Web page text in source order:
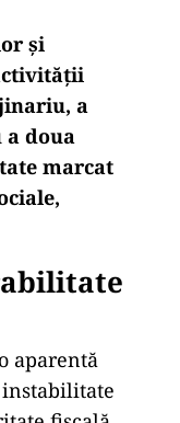
şi
a
doua
marcat
aparentă